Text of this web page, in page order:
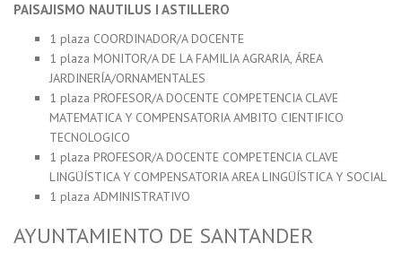
PAISAJISMO NAUTILUS I ASTILLERO
1 plaza COORDINADOR/A DOCENTE
1 plaza MONITOR/A DE LA FAMILIA AGRARIA, ÁREA
JARDINERÍA/ORNAMENTALES
1 plaza PROFESOR/A DOCENTE COMPETENCIA CLAVE
MATEMATICA Y COMPENSATORIA AMBITO CIENTIFICO
TECNOLOGICO
1 plaza PROFESOR/A DOCENTE COMPETENCIA CLAVE
LINGÜÍSTICA Y COMPENSATORIA AREA LINGÜÍSTICA Y SOCIAL
1 plaza ADMINISTRATIVO
AYUNTAMIENTO DE SANTANDER